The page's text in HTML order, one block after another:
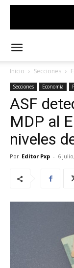
Inicio Secciones
Secciones Economía
ASF
MDP al
niveles
Por Editor Pxp - 6